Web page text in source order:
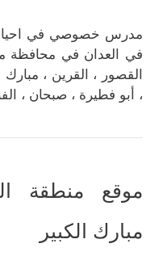
مدرس خصوصي في احياء
في العدان في محافظة
القصور ، القرين ، مبارك
، أبو فطيرة ، صبحان ،
موقع منطقة
مبارك الكبير